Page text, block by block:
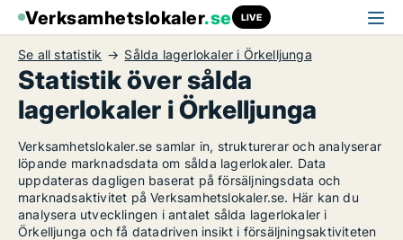
Verksamhetslokaler.se LIVE
Se all statistik Sålda lagerlokaler i Örkelljunga
Statistik över sålda
lagerlokaler i Örkelljunga
Verksamhetslokaler.se samlar in, strukturerar och analyserar
löpande marknadsdata om sålda lagerlokaler. Data
uppdateras dagligen baserat på försäljningsdata och
marknadsaktivitet på Verksamhetslokaler.se. Här kan du
analysera utvecklingen i antalet sålda lagerlokaler i
Örkelljunga och få datadriven insikt i försäljningsaktiviteten